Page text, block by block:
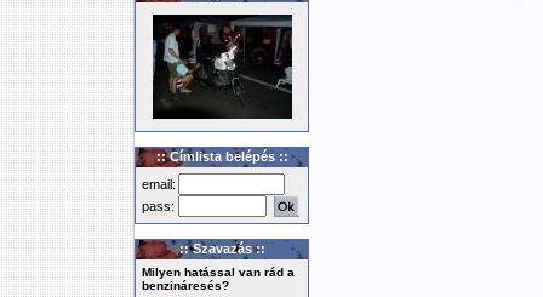
:: Címlista belépés ::
email:
pass:
:: Szavazás ::
Milyen hatással van rád a
benzináresés?